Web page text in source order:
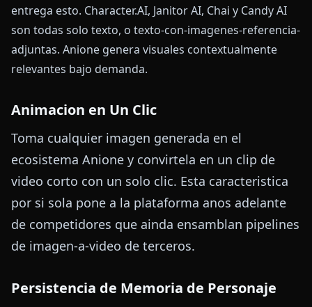
entrega esto. Character.AI, Janitor AI, Chai y Candy AI
son todas solo texto, o texto-con-imagenes-referencia-
adjuntas. Anione genera visuales contextualmente
relevantes bajo demanda.
Animacion en Un Clic
Toma cualquier imagen generada en el
ecosistema Anione y convirtela en un clip de
video corto con un solo clic. Esta caracteristica
por si sola pone a la plataforma anos adelante
de competidores que ainda ensamblan pipelines
de imagen-a-video de terceros.
Persistencia de Memoria de Personaje